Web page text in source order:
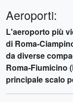
Aeroporti:
L'aeroporto più
di Roma-
da diverse
Roma-Fiumicino
principale scalo